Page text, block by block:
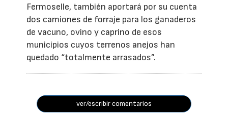
Fermoselle, también aportará por su cuenta
dos camiones de forraje para los ganaderos
de vacuno, ovino y caprino de esos
municipios cuyos terrenos anejos han
quedado “totalmente arrasados”.
ver/escribir comentarios